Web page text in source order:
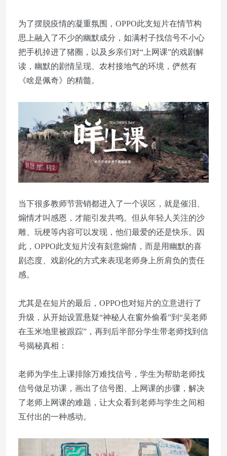
为了摆脱疫情的凝重氛围，OPPO此支短片在情节构
思上融入了不少的幽默成分，如满村子找信号不小心
把手机掉进了猪圈，以及乡亲们对“上网课”的戏剧解
读，幽默的剧情呈现、农村接地气的环境，俨然有
《啥是佩奇》的精髓。
当下很多教师节营销都进入了一个误区，就是催泪、
煽情才叫感恩，才能引发共鸣。但从年轻人关注的沙
雕、玩梗等内容可以发现，他们最爱的还是快乐。因
此，OPPO此支短片没有刻意煽情，而是用幽默的喜
剧态度、戏剧化的方式来表现老师身上所肩负的责任
感。
尤其是在短片的最后，OPPO也对短片的立意进行了
升级，从开始设置悬疑“神秘人在窗外偷看”到“吴老师
在玉米地里被跟踪”，再到后半部分学生带老师找到信
号揭秘真相：
老师为学生上课排除万难找信号，学生为帮助老师找
信号做足功课，画出了信号图、上网课的步骤，解决
了老师上网课的难题，让大众看到老师与学生之间相
互付出的一种感动。